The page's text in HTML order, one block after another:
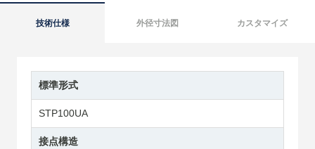
技術仕様 外径寸法図 カスタマイズ
標準形式
STP100UA
接点構造